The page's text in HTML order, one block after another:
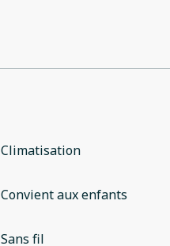
Climatisation
Convient aux enfants
Sans fil